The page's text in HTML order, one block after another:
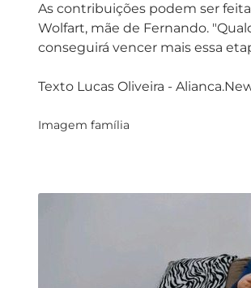
As contribuições podem ser
Wolfart, mãe de Fernando.
conseguirá vencer mais essa
Texto Lucas Oliveira -
Imagem família